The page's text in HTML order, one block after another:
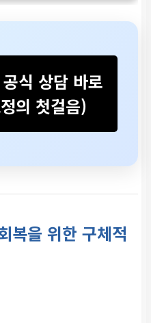
식 상담 바로
의 첫걸음)
복을 위한 구체적